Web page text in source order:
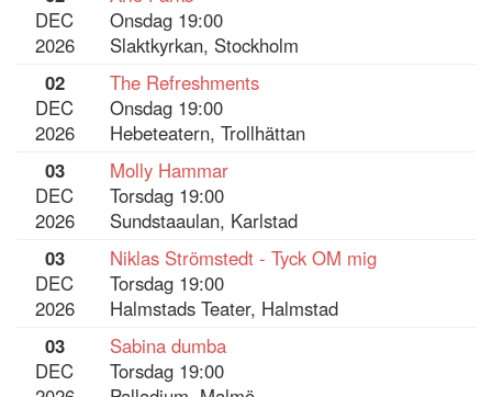
DEC
2026
Onsdag 19:00
Slaktkyrkan, Stockholm
02
DEC
2026
The Refreshments
Onsdag 19:00
Hebeteatern, Trollhättan
03
DEC
2026
Molly Hammar
Torsdag 19:00
Sundstaaulan, Karlstad
03
DEC
2026
Niklas Strömstedt - Tyck OM mig
Torsdag 19:00
Halmstads Teater, Halmstad
03
DEC
Sabina dumba
Torsdag 19:00